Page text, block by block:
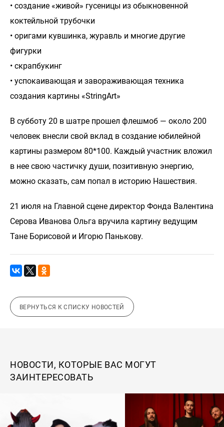
• создание «живой» гусеницы из обыкновенной
коктейльной трубочки
• оригами кувшинка, журавль и многие другие
фигурки
• скрапбукинг
• успокаивающая и завораживающая техника
создания картины «StringArt»
В субботу 20 в шатре прошел флешмоб — около 200
человек внесли свой вклад в создание юбилейной
картины размером 80*100. Каждый участник вложил
в нее свою частичку души, позитивную энергию,
можно сказать, сам попал в историю Нашествия.
21 июля на Главной сцене директор Фонда Валентина
Серова Иванова Ольга вручила картину ведущим
Тане Борисовой и Игорю Панькову.
ВЕРНУТЬСЯ К СПИСКУ НОВОСТЕЙ
НОВОСТИ, КОТОРЫЕ ВАС МОГУТ
ЗАИНТЕРЕСОВАТЬ